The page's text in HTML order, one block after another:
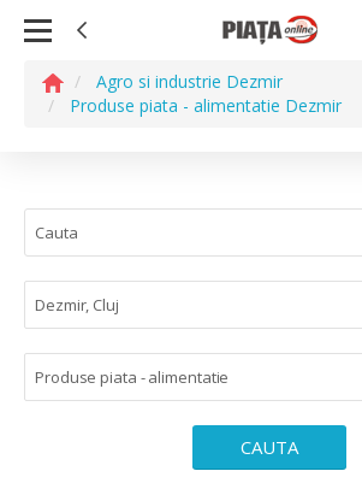
Agro si industrie Dezmir
Produse piata - alimentatie Dezmir
Dezmir, Cluj
Produse piata - alimentatie
CAUTA